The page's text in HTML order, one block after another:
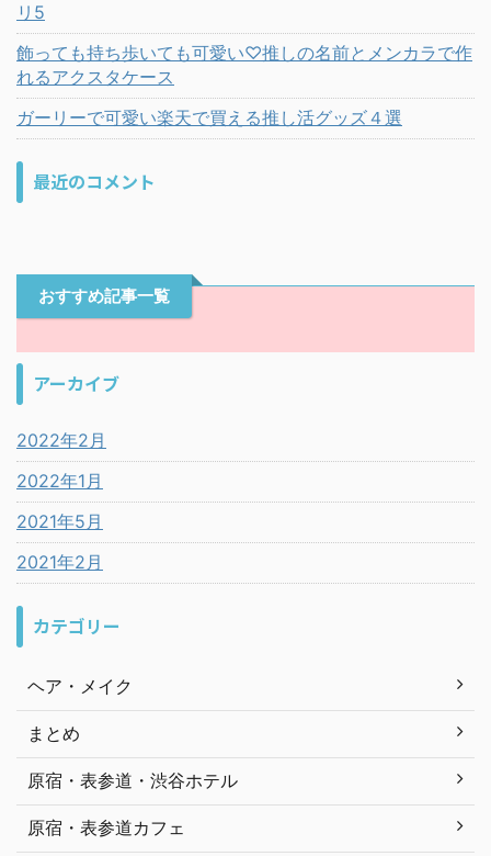
リ5
飾っても持ち歩いても可愛い♡推しの名前とメンカラで作
れるアクスタケース
ガーリーで可愛い楽天で買える推し活グッズ４選
最近のコメント
おすすめ記事一覧
アーカイブ
2022年2月
2022年1月
2021年5月
2021年2月
カテゴリー
ヘア・メイク
まとめ
原宿・表参道・渋谷ホテル
原宿・表参道カフェ